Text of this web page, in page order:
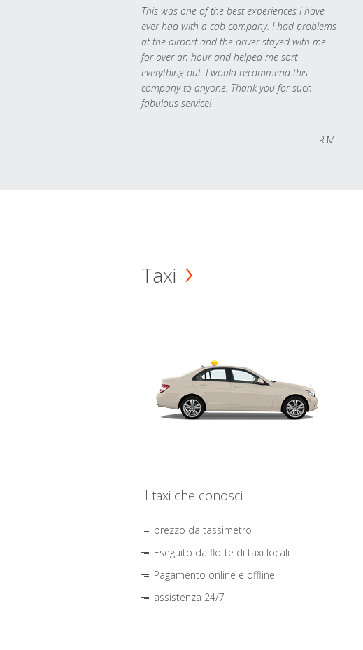
This was one of the best experiences I have
ever had with a cab company. I had problems
at the airport and the driver stayed with me
for over an hour and helped me sort
everything out. I would recommend this
company to anyone. Thank you for such
fabulous service!
R.M.
Taxi
Il taxi che conosci
prezzo da tassimetro
Eseguito da flotte di taxi locali
Pagamento online e offline
assistenza 24/7